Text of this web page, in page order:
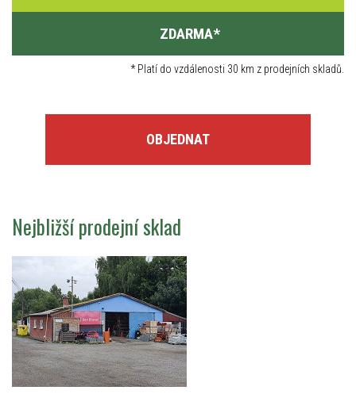
ZDARMA*
*Platí do vzdálenosti 30 km z prodejních skladů.
OBJEDNAT
Nejbližší prodejní sklad